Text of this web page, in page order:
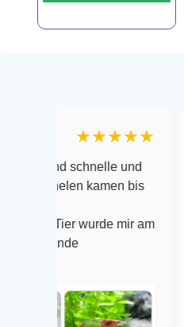
★★★★★
schnelle und
kamen bis
wurde mir am
Manuel
Der
hat
reagiert